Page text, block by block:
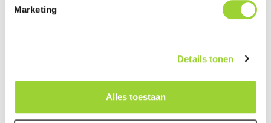
Marketing
Details tonen
Alles toestaan
AM / FM / DAB+ / CD / DVD / USB / Apple CarPlay /
Met Apple CarPlay zeer veel functies van de iPhone
gebruiken en bedienen
Met Android Auto zeer veel functies van het Android